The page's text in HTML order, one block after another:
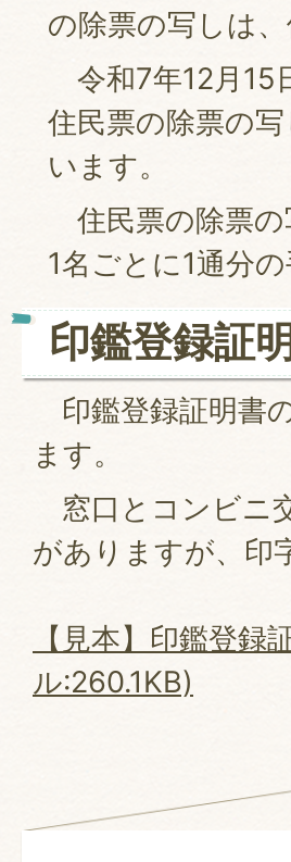
の除票の写しは
令和7年12月15
住民票の除票の
います。
住民票の除票の
1名ごとに1通分
印鑑登録証
印鑑登録証明書
ます。
窓口とコンビニ
がありますが、印
【見本】印鑑登
ル:260.1KB)